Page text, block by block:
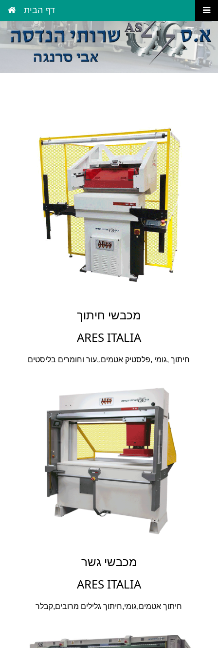
דף הבית
מכבשי חיתוך
ARES ITALIA
חיתוך ,גומי ,פלסטיק אטמים,,עור וחומרים בליסטים
מכבשי גשר
ARES ITALIA
חיתוך אטמים,גומי,חיתוך גלילים מרובים,קבלר